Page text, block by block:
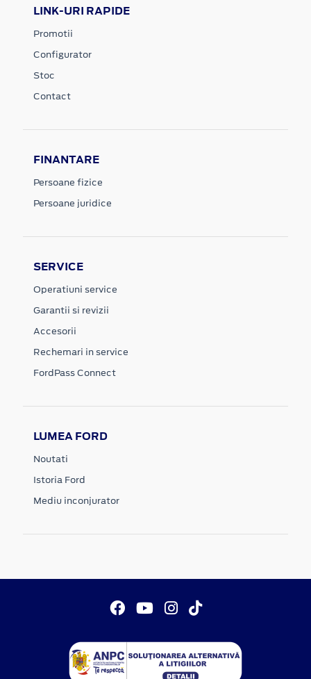
LINK-URI RAPIDE
Promotii
Configurator
Stoc
Contact
FINANTARE
Persoane fizice
Persoane juridice
SERVICE
Operatiuni service
Garantii si revizii
Accesorii
Rechemari in service
FordPass Connect
LUMEA FORD
Noutati
Istoria Ford
Mediu inconjurator